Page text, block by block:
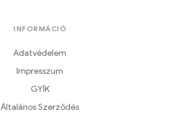
INFORMÁCIÓ
Adatvédelem
Impresszum
GYÍK
Általános Szerződés